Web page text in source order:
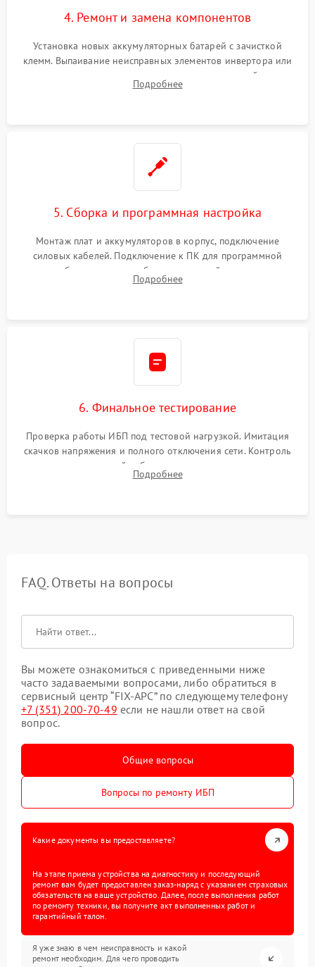
4. Ремонт и замена компонентов
Установка новых аккумуляторных батарей с зачисткой
клемм. Выпаивание неисправных элементов инвертора или
цепи зарядки и монтаж новых радиодеталей.
Восстановление поврежденных токоведущих дорожек и
Подробнее
5. Сборка и программная настройка
Монтаж плат и аккумуляторов в корпус, подключение
силовых кабелей. Подключение к ПК для программной
калибровки констант батареи, настройки порогов
срабатывания AVR и сброса счетчиков старения АКБ.
Подробнее
6. Финальное тестирование
Проверка работы ИБП под тестовой нагрузкой. Имитация
скачков напряжения и полного отключения сети. Контроль
времени автономной работы, температурного режима и
корректности формы выходного сигнала.
Подробнее
FAQ. Ответы на вопросы
Вы можете ознакомиться с приведенными ниже
часто задаваемыми вопросами, либо обратиться в
сервисный центр “FIX-APC” по следующему телефону
+7 (351) 200-70-49 если не нашли ответ на свой
вопрос.
Общие вопросы
Вопросы по ремонту ИБП
Какие документы вы предоставляете?
На этапе приема устройства на диагностику и последующий
ремонт вам будет предоставлен заказ-наряд с указанием страховых
обязательств на ваше устройство. Далее, после выполнения работ
по ремонту техники, вы получите акт выполненных работ и
гарантийный талон.
Я уже знаю в чем неисправность и какой
ремонт необходим. Для чего проводить